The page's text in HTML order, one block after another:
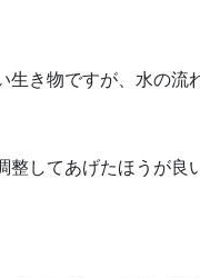
き物ですが、水の流
してあげたほうが良